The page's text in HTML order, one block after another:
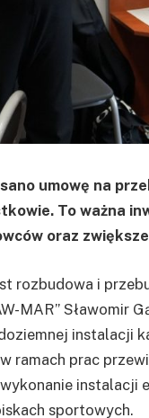
umowę na
To ważna
oraz
rozbudowa i
MAR” Sławomir
instalacji
ramach prac
instalacji
sportowych.